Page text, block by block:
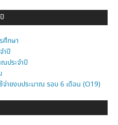
ศึกษา
ำปี
ณประจำปี
จ่ายงบประมาณ รอบ 6 เดือน (O19)